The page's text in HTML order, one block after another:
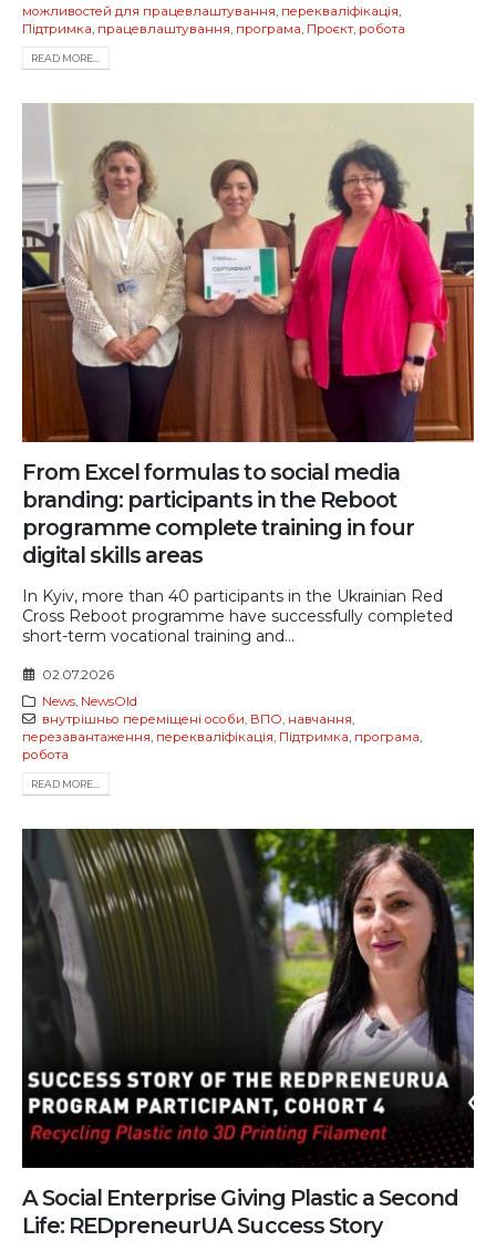
можливостей для працевлаштування перекваліфікація
Підтримка працевлаштування програма Проєкт, робота
READ MORE...
From Excel formulas to social media
branding: participants in the Reboot
programme complete training in four
digital skills areas
In Kyiv, more than 40 participants in the Ukrainian Red
Cross Reboot programme have successfully completed
short-term vocational training and...
02.07.2026
News, NewsOld
внутрішньо переміщені особи, ВПО, навчання,
перезавантаження, перекваліфікація, Підтримка, програма,
робота
READ MORE...
A Social Enterprise Giving Plastic a Second
Life: REDpreneurUA Success Story